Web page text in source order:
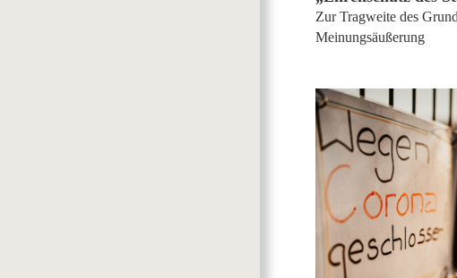
Zur Tragweite des
Meinungsäußerung